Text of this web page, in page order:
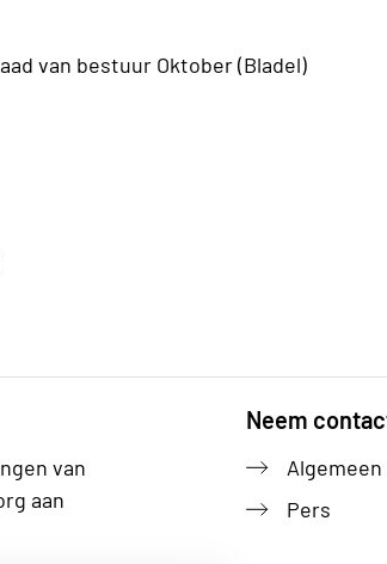
van bestuur Oktober (Bladel)
van
aan
Neem
Algemeen
Pers